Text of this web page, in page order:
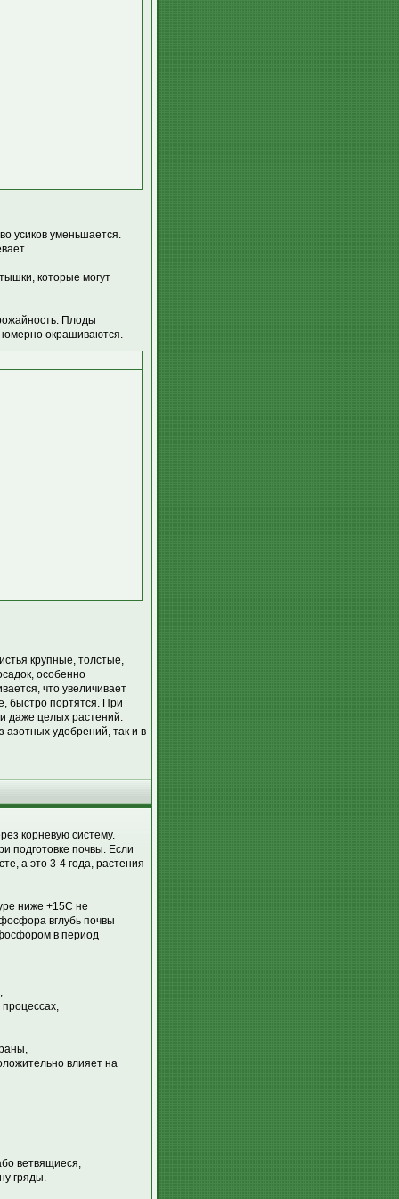
усиков уменьшается.
которые могут
Плоды
окрашиваются.
крупные, толстые,
особенно
что увеличивает
быстро портятся. При
даже целых растений.
азотных удобрений, так и в
корневую систему.
подготовке почвы. Если
а это 3-4 года, растения
ниже +15С не
вглубь почвы
в период
влияет на
ветвящиеся,
гряды.